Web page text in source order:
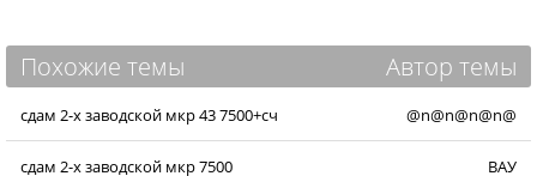
Похожие темы Автор темы
сдам 2-х заводской мкр 43 7500+сч @n@n@n@n@
сдам 2-х заводской мкр 7500 ВАУ